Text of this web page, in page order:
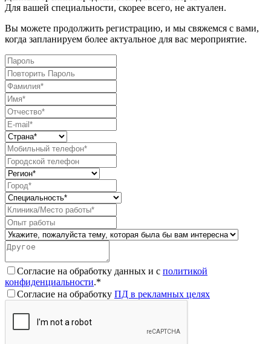
Для вашей специальности, скорее всего, не актуален.
Вы можете продолжить регистрацию, и мы свяжемся с вами,
когда запланируем более актуальное для вас мероприятие.
Согласие на обработку данных и с политикой
конфиденциальности.*
Согласие на обработку ПД в рекламных целях